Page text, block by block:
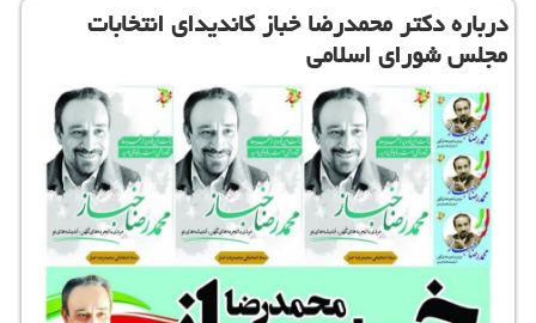
درباره دكتر محمدرضا خباز كاندیدای انتخابات
مجلس شورای اسلامی